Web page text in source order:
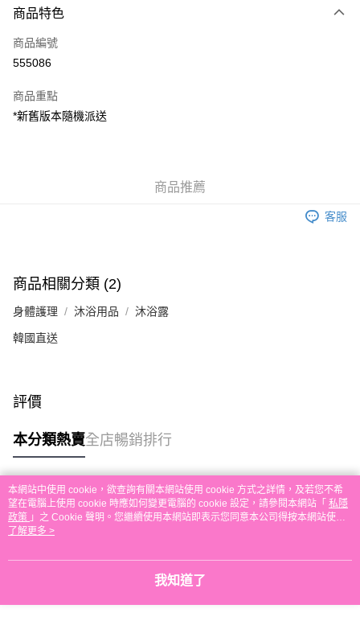
信用卡
Apple Pay
AlipayHK
付款後順豐自助櫃取貨
每筆HK$30.00，滿HK$580.00或以上免運費
付款後順豐站及營業點取貨
每筆HK$30.00，滿HK$580.00或以上免運費
門市自取
其他地區配送 運費表
商品特色
商品編號
555086
商品重點
*新舊版本隨機派送
商品推薦
客服
商品相關分類 (2)
身體護理 沐浴用品 沐浴露
韓國直送
評價
本分類熱賣全店暢銷排行
熱門標籤
熱銷排行
本網站中使用 cookie，欲查詢有關本網站使用 cookie 方式之詳情，及若您不希
望在電腦上使用 cookie 時應如何變更電腦的 cookie 設定，請參閱本網站「 私隱
政策 」之 Cookie 聲明。您繼續使用本網站即表示您同意本公司得按本網站使用
條款之 Cookie 聲明使用 cookie。
了解更多 >
我知道了